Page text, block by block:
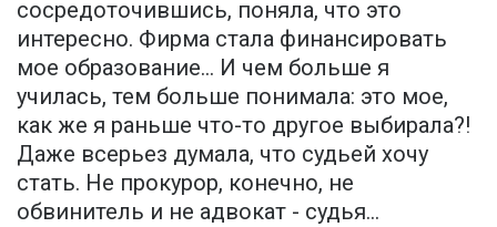
сосредоточившись, поняла, что это
интересно. Фирма стала финансировать
мое образование… И чем больше я
училась, тем больше понимала: это мое,
как же я раньше что-то другое выбирала?!
Даже всерьез думала, что судьей хочу
стать. Не прокурор, конечно, не
обвинитель и не адвокат - судья...